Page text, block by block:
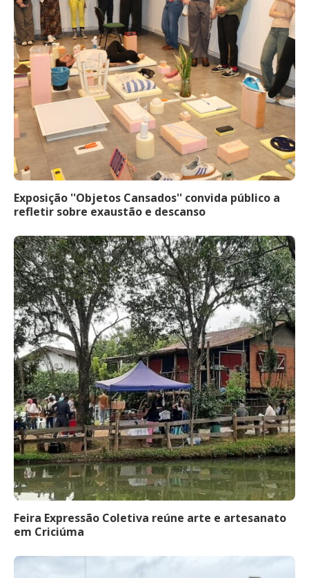
Exposição ''Objetos Cansados'' convida público a
refletir sobre exaustão e descanso
Feira Expressão Coletiva reúne arte e artesanato
em Criciúma